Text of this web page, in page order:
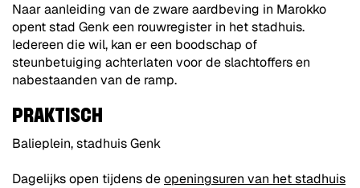
Naar aanleiding van de zware aardbeving in Marokko
opent stad Genk een rouwregister in het stadhuis.
Iedereen die wil, kan er een boodschap of
steunbetuiging achterlaten voor de slachtoffers en
nabestaanden van de ramp.
PRAKTISCH
Balieplein, stadhuis Genk
Dagelijks open tijdens deopeningsuren van het stadhuis